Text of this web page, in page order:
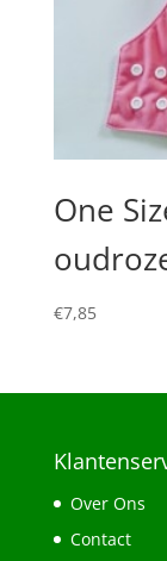
One
€7,85
Over Ons
Contact